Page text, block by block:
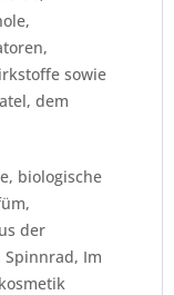
sowie
dem
biologische
der
Spinnrad, Im